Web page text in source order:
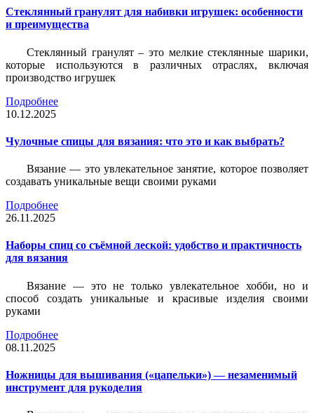
Стеклянный гранулят для набивки игрушек: особенности
и преимущества
Стеклянный гранулят – это мелкие стеклянные шарики,
которые используются в различных отраслях, включая
производство игрушек
Подробнее
10.12.2025
Чулочные спицы для вязания: что это и как выбрать?
Вязание — это увлекательное занятие, которое позволяет
создавать уникальные вещи своими руками
Подробнее
26.11.2025
Наборы спиц со съёмной леской: удобство и практичность
для вязания
Вязание — это не только увлекательное хобби, но и
способ создать уникальные и красивые изделия своими
руками
Подробнее
08.11.2025
Ножницы для вышивания («цапельки») — незаменимый
инструмент для рукоделия